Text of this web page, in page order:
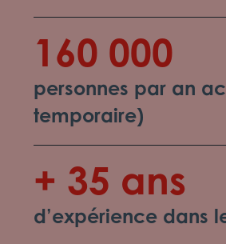
160 000
personnes par an
temporaire)
+ 35 ans
d’expérience dans